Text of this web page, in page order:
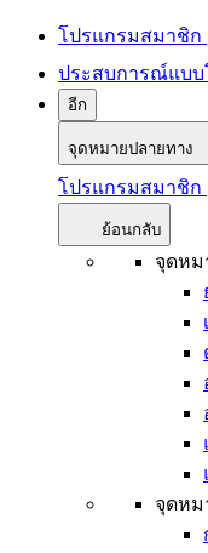
โปรแกรมสมาชิก
ประสบการณ์แบบ
อีก
จุดหมายปลายทาง
โปรแกรมสมาชิก
ย้อนกลับ
จุดหม
จุดหม